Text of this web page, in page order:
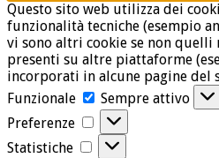
Questo sito web utilizza dei
funzionalità tecniche (esempio
vi sono altri cookie se non
presenti su altre piattaforme
incorporati in alcune pagine del
Funzionale
Funzionale
Sempre attivo
Preferenze
Preferenze
Statistiche
Statistiche